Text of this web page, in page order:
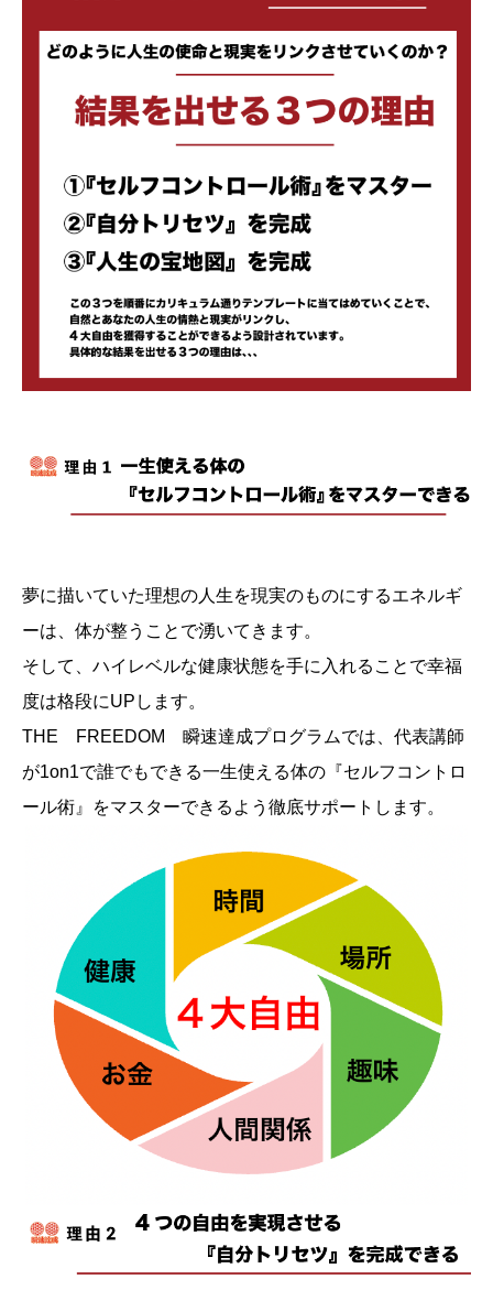
夢に描いていた理想の人生を現実のものにするエネルギ
ーは、体が整うことで湧いてきます。
そして、ハイレベルな健康状態を手に入れることで幸福
度は格段にUPします。
THE FREEDOM 瞬速達成プログラムでは、代表講師
が1on1で誰でもできる一生使える体の『セルフコントロ
ール術』をマスターできるよう徹底サポートします。